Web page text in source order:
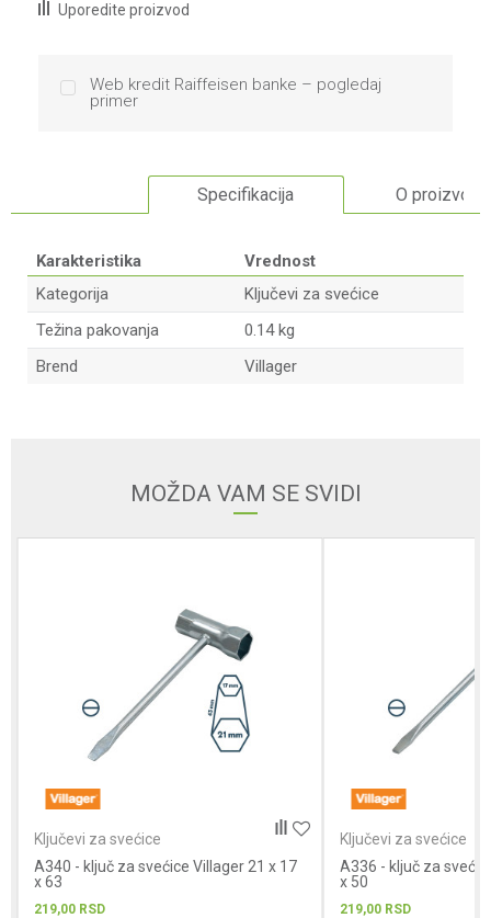
Uporedite proizvod
Web kredit Raiffeisen banke – pogledaj
primer
Specifikacija O proizvodu
Karakteristika
Vrednost
Kategorija
Ključevi za svećice
Težina pakovanja
0.14 kg
Brend
Villager
MOŽDA VAM SE SVIDI
Ključevi za svećice
A340 - ključ za svećice Villager 21 x 17
x 63
219,00 RSD
Ključevi za svećice
A336 - ključ za
x 50
219,00 RSD